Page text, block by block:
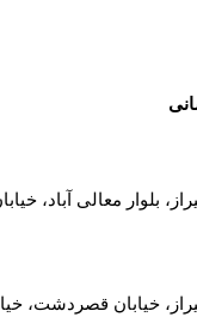
بلوار معالی آباد،
خیابان قصردشت،